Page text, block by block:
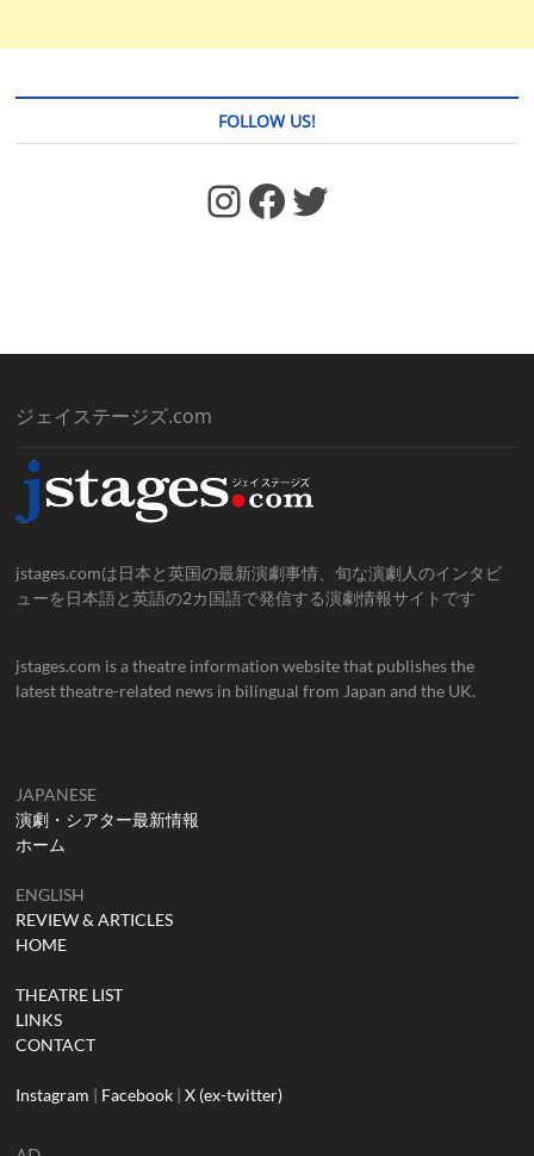
FOLLOW US!
https://www.facebook.com/jstages/ Facebook Twitter
ジェイステージズ.com
jstages.comは日本と英国の最新演劇事情、旬な演劇人のインタビ
ューを日本語と英語の2カ国語で発信する演劇情報サイトです
jstages.com is a theatre information website that publishes the
latest theatre-related news in bilingual from Japan and the UK.
JAPANESE
演劇・シアター最新情報
ホーム
ENGLISH
REVIEW & ARTICLES
HOME
THEATRE LIST
LINKS
CONTACT
Instagram | Facebook |X (ex-twitter)